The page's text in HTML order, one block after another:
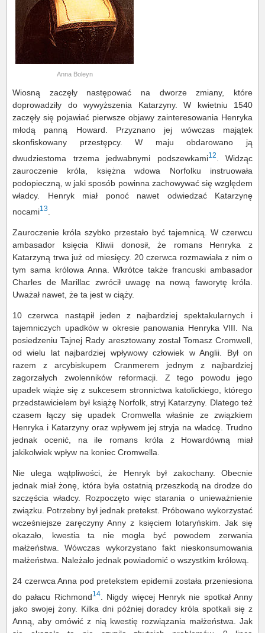
Anna Boleyn
Wiosną zaczęły następować na dworze zmiany, które
doprowadziły do wywyższenia Katarzyny. W kwietniu 1540
zaczęły się pojawiać pierwsze objawy zainteresowania Henryka
młodą panną Howard. Przyznano jej wówczas majątek
skonfiskowany przestępcy. W maju obdarowano ją
dwudziestoma trzema jedwabnymi podszewkami12
. Widząc
zauroczenie króla, księżna wdowa Norfolku instruowała
podopieczną, w jaki sposób powinna zachowywać się względem
władcy. Henryk miał ponoć nawet odwiedzać Katarzynę
nocami13
Zauroczenie króla szybko przestało być tajemnicą. W czerwcu
ambasador księcia Kliwii donosił, że romans Henryka z
Katarzyną trwa już od miesięcy. 20 czerwca rozmawiała z nim o
tym sama królowa Anna. Wkrótce także francuski ambasador
Charles de Marillac zwrócił uwagę na nową faworytę króla.
Uważał nawet, że ta jest w ciąży.
10 czerwca nastąpił jeden z najbardziej spektakularnych i
tajemniczych upadków w okresie panowania Henryka VIII. Na
posiedzeniu Tajnej Rady aresztowany został Tomasz Cromwell,
od wielu lat najbardziej wpływowy człowiek w Anglii. Był on
razem z arcybiskupem Cranmerem jednym z najbardziej
zagorzałych zwolenników reformacji. Z tego powodu jego
upadek wiąże się z sukcesem stronnictwa katolickiego, którego
przedstawicielem był książę Norfolk, stryj Katarzyny. Dlatego też
czasem łączy się upadek Cromwella właśnie ze związkiem
Henryka i Katarzyny oraz wpływem jej stryja na władcę. Trudno
jednak ocenić, na ile romans króla z Howardówną miał
jakikolwiek wpływ na koniec Cromwella.
Nie ulega wątpliwości, że Henryk był zakochany. Obecnie
jednak miał żonę, która była ostatnią przeszkodą na drodze do
szczęścia władcy. Rozpoczęto więc starania o unieważnienie
związku. Potrzebny był jednak pretekst. Próbowano wykorzystać
wcześniejsze zaręczyny Anny z księciem lotaryńskim. Jak się
okazało, kwestia ta nie mogła być powodem zerwania
małżeństwa. Wówczas wykorzystano fakt nieskonsumowania
małżeństwa. Należało jednak powiadomić o wszystkim królową.
24 czerwca Anna pod pretekstem epidemii została przeniesiona
do pałacu Richmond14. Nigdy więcej Henryk nie spotkał Anny
jako swojej żony. Kilka dni później doradcy króla spotkali się z
Anną, aby omówić z nią kwestię rozwiązania małżeństwa. Jak